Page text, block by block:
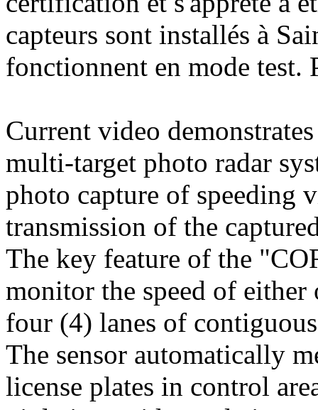
capteurs sont installés à
fonctionnent en mode
Current video
multi-target photo radar
photo capture of speeding
transmission of the
The key feature of the
monitor the speed of
four (4) lanes of
The sensor automatically
license plates in control